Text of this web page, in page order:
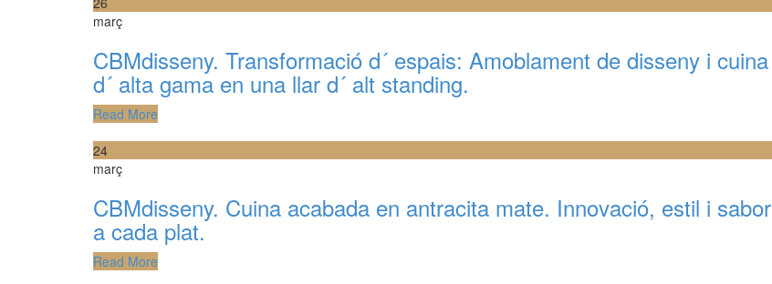
març
CBMdisseny. Transformació d´ espais: Amoblament de disseny i cuina
d´ alta gama en una llar d´ alt standing.
Read More
24
març
CBMdisseny. Cuina acabada en antracita mate. Innovació, estil i sabor
a cada plat.
Read More